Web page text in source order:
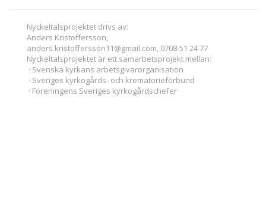
Nyckeltalsprojektet drivs av:
Anders Kristoffersson,
anders.kristoffersson11@gmail.com, 0708-51 24 77
Nyckeltalsprojektet är ett samarbetsprojekt mellan:
· Svenska kyrkans arbetsgivarorganisation
· Sveriges kyrkogårds- och krematorieförbund
· Föreningens Sveriges kyrkogårdschefer